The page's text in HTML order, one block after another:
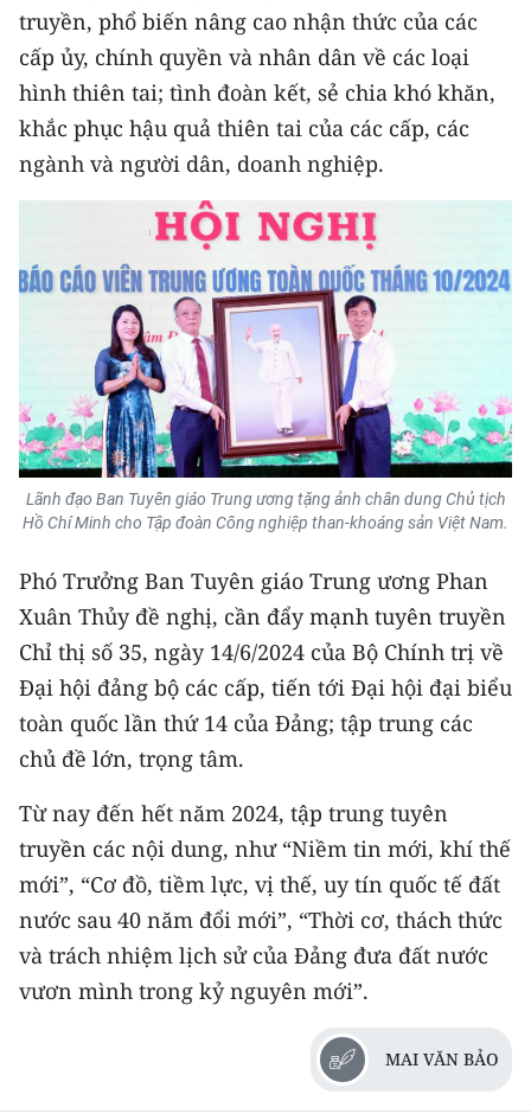
truyền, phổ biến nâng cao nhận thức của các
cấp ủy, chính quyền và nhân dân về các loại
hình thiên tai; tình đoàn kết, sẻ chia khó khăn,
khắc phục hậu quả thiên tai của các cấp, các
ngành và người dân, doanh nghiệp.
Lãnh đạo Ban Tuyên giáo Trung ương tặng ảnh chân dung Chủ tịch
Hồ Chí Minh cho Tập đoàn Công nghiệp than-khoáng sản Việt Nam.
Phó Trưởng Ban Tuyên giáo Trung ương Phan
Xuân Thủy đề nghị, cần đẩy mạnh tuyên truyền
Chỉ thị số 35, ngày 14/6/2024 của Bộ Chính trị về
Đại hội đảng bộ các cấp, tiến tới Đại hội đại biểu
toàn quốc lần thứ 14 của Đảng; tập trung các
chủ đề lớn, trọng tâm.
Từ nay đến hết năm 2024, tập trung tuyên
truyền các nội dung, như “Niềm tin mới, khí thế
mới”, “Cơ đồ, tiềm lực, vị thế, uy tín quốc tế đất
nước sau 40 năm đổi mới”, “Thời cơ, thách thức
và trách nhiệm lịch sử của Đảng đưa đất nước
vươn mình trong kỷ nguyên mới”.
MAI VĂN BẢO